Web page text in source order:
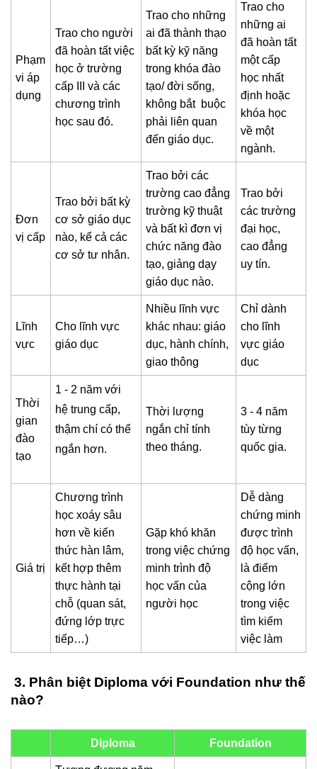
Phạm
vi áp
dụng
Trao cho người
đã hoàn tất việc
học ở trường
cấp III và các
chương trình
học sau đó.
Trao cho những
ai đã thành thạo
bất kỳ kỹ năng
trong khóa đào
tạo/ đời sống,
không bắt buộc
phải liên quan
đến giáo dục.
Trao cho
những ai
đã hoàn tất
một cấp
học nhất
định hoặc
khóa học
về một
ngành.
Đơn
vị cấp
Trao bởi bất kỳ
cơ sở giáo dục
nào, kể cả các
cơ sở tư nhân.
Trao bởi các
trường cao đẳng
trường kỹ thuật
và bất kì đơn vị
chức năng đào
tạo, giảng dạy
giáo dục nào.
Trao bởi
các trường
đại học,
cao đẳng
uy tín.
Lĩnh
vực
Cho lĩnh vực
giáo dục
Nhiều lĩnh vực
khác nhau: giáo
dục, hành chính,
giao thông
Chỉ dành
cho lĩnh
vực giáo
dục
Thời
gian
đào
tạo
1 - 2 năm với
hệ trung cấp,
thậm chí có thể
ngắn hơn.
Thời lượng
ngắn chỉ tính
theo tháng.
3 - 4 năm
tùy từng
quốc gia.
Giá trị
Chương trình
học xoáy sâu
hơn về kiến
thức hàn lâm,
kết hợp thêm
thực hành tại
chỗ (quan sát,
đứng lớp trực
tiếp…)
Gặp khó khăn
trong việc chứng
minh trình độ
học vấn của
người học
Dễ dàng
chứng minh
được trình
độ học vấn,
là điểm
cộng lớn
trong việc
tìm kiếm
việc làm
3. Phân biệt Diploma với Foundation như thế
nào?
Diploma Foundation